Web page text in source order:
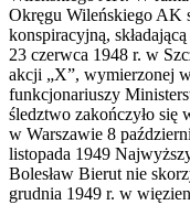
Okręgu Wileńskiego AK
konspiracyjną,
23 czerwca 1948 r. w
akcji „X”, wymierzonej
funkcjonariuszy
śledztwo zakończyło
w Warszawie 8
listopada 1949
Bolesław Bierut nie
grudnia 1949 r. w